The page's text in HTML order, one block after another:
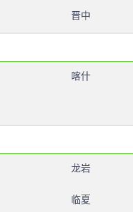
晋中
喀什
龙岩
临夏